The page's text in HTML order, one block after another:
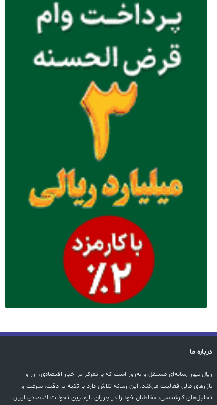
درباره ما
ریال نیوز رسانه‌ای مستقل و به‌روز است که با تمرکز بر اخبار اقتصادی، ارز و
بازارهای مالی فعالیت می‌کند. این رسانه تلاش دارد با تکیه بر دقت، سرعت و
تحلیل‌های کارشناسی، مخاطبان خود را در جریان تازه‌ترین تحولات اقتصادی ایران